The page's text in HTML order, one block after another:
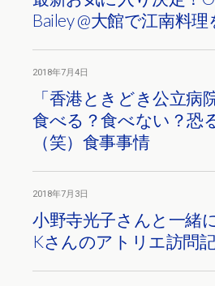
Bailey @大館で江南料理
2018年7月4日
「香港ときどき公立病
食べる？食べない？恐
（笑）食事事情
2018年7月3日
小野寺光子さんと一緒
Kさんのアトリエ訪問